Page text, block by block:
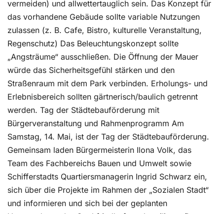
vermeiden) und allwettertauglich sein. Das Konzept für
das vorhandene Gebäude sollte variable Nutzungen
zulassen (z. B. Cafe, Bistro, kulturelle Veranstaltung,
Regenschutz) Das Beleuchtungskonzept sollte
„Angsträume“ ausschließen. Die Öffnung der Mauer
würde das Sicherheitsgefühl stärken und den
Straßenraum mit dem Park verbinden. Erholungs- und
Erlebnisbereich sollten gärtnerisch/baulich getrennt
werden. Tag der Städtebauförderung mit
Bürgerveranstaltung und Rahmenprogramm Am
Samstag, 14. Mai, ist der Tag der Städtebauförderung.
Gemeinsam laden Bürgermeisterin Ilona Volk, das
Team des Fachbereichs Bauen und Umwelt sowie
Schifferstadts Quartiersmanagerin Ingrid Schwarz ein,
sich über die Projekte im Rahmen der „Sozialen Stadt“
und informieren und sich bei der geplanten